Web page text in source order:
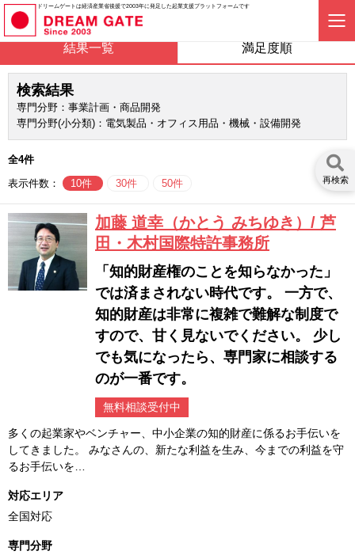
ドリームゲートは経済産業省後援で2003年に発足した起業支援プラットフォームです
結果一覧 満足度順
検索結果
専門分野：事業計画・商品開発
専門分野(小分類)：電気製品・オフィス用品・機械・設備開発
全4件
表示件数：
10件 30件 50件 再検索
加藤 道幸（かとう みちゆき）/ 芦
田・木村国際特許事務所
「知的財産権のことを知らなかった」
では済まされない時代です。 一方で、
知的財産は非常に複雑で難解な制度で
すので、甘く見ないでください。 少し
でも気になったら、専門家に相談する
のが一番です。
無料相談受付中
多くの起業家やベンチャー、中小企業の知的財産に係るお手伝いを
してきました。 みなさんの、新たな利益を生み、今までの利益を守
るお手伝いを…
対応エリア
全国対応
専門分野